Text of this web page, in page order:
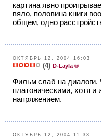
картина явно
вяло, половина книги
общем, одно
ОКТЯБРЬ 12, 2004 16:03
(4) D-Layla ®
Фильм слаб на диалоги.
платоническими, хотя
напряжением.
ОКТЯБРЬ 12, 2004 11:33